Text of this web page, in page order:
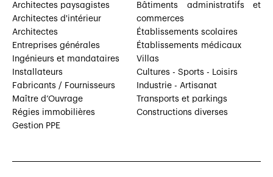
Architectes paysagistes
Architectes d'intérieur
Architectes
Entreprises générales
Ingénieurs et mandataires
Installateurs
Fabricants / Fournisseurs
Maître d’Ouvrage
Régies immobilières
Gestion PPE
Bâtiments administratifs et
commerces
Établissements scolaires
Établissements médicaux
Villas
Cultures - Sports - Loisirs
Industrie - Artisanat
Transports et parkings
Constructions diverses